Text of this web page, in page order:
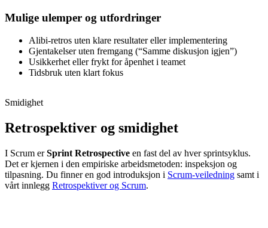
Mulige ulemper og utfordringer
Alibi-retros uten klare resultater eller implementering
Gjentakelser uten fremgang (“Samme diskusjon igjen”)
Usikkerhet eller frykt for åpenhet i teamet
Tidsbruk uten klart fokus
Smidighet
Retrospektiver og smidighet
I Scrum erSprint Retrospective en fast del av hver sprintsyklus.
Det er kjernen i den empiriske arbeidsmetoden: inspeksjon og
tilpasning. Du finner en god introduksjon i Scrum-veiledning samt i
vårt innlegg Retrospektiver og Scrum.